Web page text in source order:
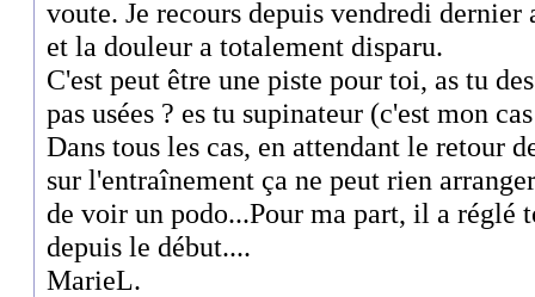
voute. Je recours depuis vendredi dernier
et la douleur a totalement disparu.
C'est peut être une piste pour toi, as tu
pas usées ? es tu supinateur (c'est mon
Dans tous les cas, en attendant le retour
sur l'entraînement ça ne peut rien
de voir un podo...Pour ma part, il a réglé
depuis le début....
MarieL.